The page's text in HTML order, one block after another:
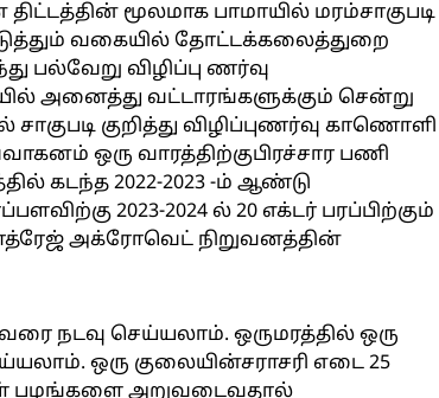
மூலமாக பாமாயில் மரம்சாகுபடி
வகையில் தோட்டக்கலைத்துறை
விழிப்பு ணர்வு
அனைத்து வட்டாரங்களுக்கும் சென்று
குறித்து விழிப்புணர்வு காணொளி
ஒரு வாரத்திற்குபிரச்சார பணி
கடந்த 2022-2023 -ம் ஆண்டு
2023-2024 ல் 20 எக்டர் பரப்பிற்கும்
அக்ரோவெட் நிறுவனத்தின்
நடவு செய்யலாம். ஒருமரத்தில் ஒரு
ஒரு குலையின்சராசரி எடை 25
பழங்களை அறுவடைவதால்